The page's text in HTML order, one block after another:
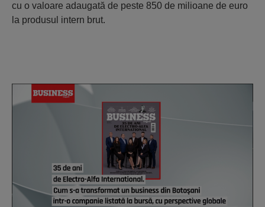
cu o valoare adaugată de peste 850 de milioane de euro
la produsul intern brut.